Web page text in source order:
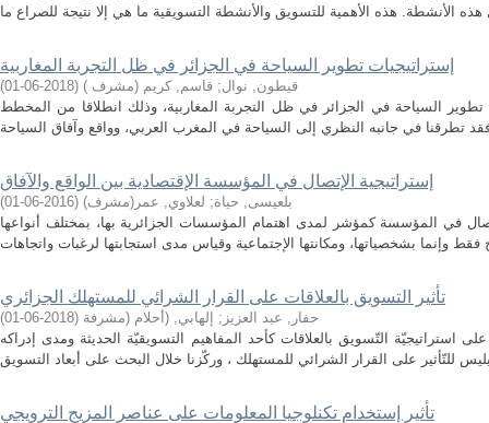
إستراتيجيات تطوير السياحة في الجزائر في ظل التجربة المغاربية
قيطون, نوال; قاسم, كريم (مشرف ) (
2018-06-01
)
السياحة في الجزائر في ظل التجربة المغاربية، وذلك انطلاقا من المخطط
إستراتيجية الإتصال في المؤسسة الإقتصادية بين الواقع والآفاق
بلعيسى, حياة; لعلاوي, عمر(مشرف) (
2016-06-01
)
في المؤسسة كمؤشر لمدى اهتمام المؤسسات الجزائرية بها، بمختلف أنواعها
تأثير التسويق بالعلاقات على القرار الشرائي للمستهلك الجزائري
حفار, عبد العزيز ; إلهابي, (أحلام (مشرفة (
2018-06-01
)
التّسويق بالعلاقات كأحد المفاهيم التسويقيّة الحديثة ومدى إدراكه
تأثير إستخدام تكنلوجيا المعلومات على عناصر المزيج الترويجي